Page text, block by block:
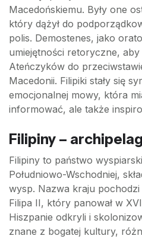
Macedońskiemu. Były one
który dążył do
polis. Demostenes, jako
umiejętności retoryczne,
Ateńczyków do
Macedonii. Filipiki stały się
emocjonalnej mowy, która
informować, ale także
Filipiny –
Filipiny to państwo
Południowo-Wschodniej,
wysp. Nazwa kraju
Filipa II, który panował w
Hiszpanie odkryli i
znane z bogatej kultury,